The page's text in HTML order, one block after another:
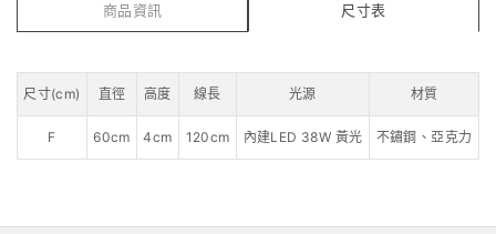
商品資訊 尺寸表
尺寸(cm) 直徑 高度 線長 光源 材質
F 60cm 4cm 120cm 內建LED 38W 黃光 不鏽鋼、亞克力